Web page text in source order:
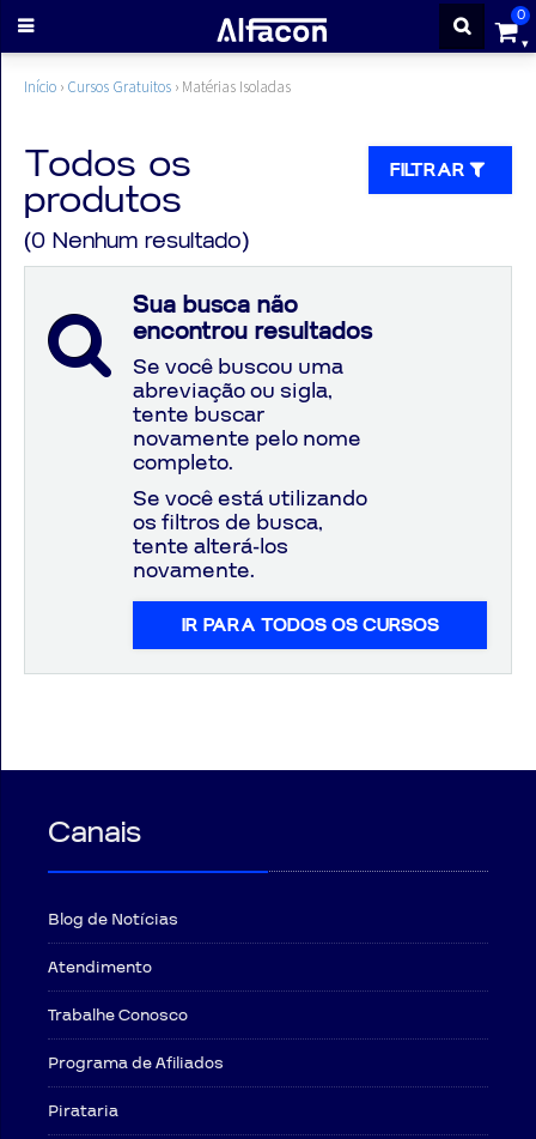
0
ENTRAR
CADASTRE-
SE
Cursos
Aprovados
Aulas
VIVO
GRATUITAS!
Início › Cursos Gratuitos › Matérias Isoladas
Todos os
produtos
(0 Nenhum resultado)
FILTRAR
Sua busca não
encontrou resultados
Se você buscou uma
abreviação ou sigla,
tente buscar
novamente pelo nome
completo.
Se você está utilizando
os filtros de busca,
tente alterá-los
novamente.
IR PARA TODOS OS CURSOS
Canais
Blog de Notícias
Atendimento
Trabalhe Conosco
Programa de Afiliados
Pirataria